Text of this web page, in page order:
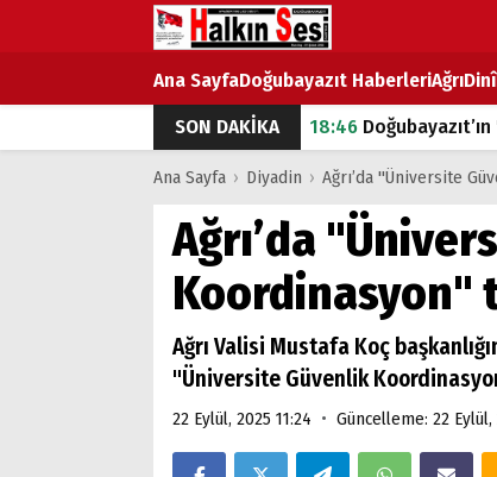
Ana SayfaDoğubayazıt HaberleriAğrıDinî
SON DAKİKA
18:46
07:53Doğubayazıt’ta
07:16Doğubayazıt'ta
07:00DEVLET ve
18:29ÇARŞI CADDESİ
Ana Sayfa › Diyadin › Ağrı’da "Üniversite
Ağrı’da
Koordinasyon"
Ağrı Valisi Mustafa Koç
"Üniversite Güvenlik
22 Eylül, 2025 11:24 • Güncelleme: 22 Eylül,